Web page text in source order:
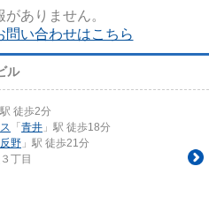
ありません。
問い合わせはこちら
ル
駅 徒歩2分
「 青井 」駅 徒歩18分
野 」駅 徒歩21分
３丁目